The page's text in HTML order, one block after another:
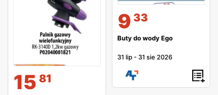
15 81
9 33
Buty do wody Ego
31 lip - 31 sie 2026